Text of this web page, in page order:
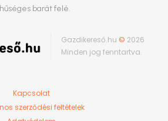
barát felé.
Gazdikereső.hu © 2026
Minden jog fenntartva.
Kapcsolat
szerződési feltételek